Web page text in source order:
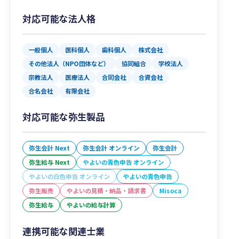
対応可能な法人格
一般個人 医科個人 歯科個人
株式会社
その他法人（NPO団体など）
協同組合
学校法人
宗教法人
医療法人 合同会社
合資会社
合名会社
有限会社
対応可能な弥生製品
弥生会計 Next 弥生会計 オンライン
弥生会計
弥生給与 Next
やよいの青色申告 オンライン
やよいの白色申告 オンライン
やよいの青色申告
弥生販売
やよいの見積・納品・請求書
Misoca
弥生給与
やよいの給与計算
連携可能な関連士業